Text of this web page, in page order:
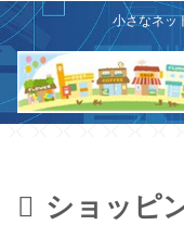
このサイ
小さなネッ
ショッピ